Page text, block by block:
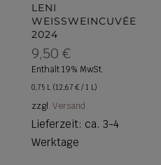
LENI
WEISSWEINCUVÉE
2024
9,50 €
Enthält 19% MwSt.
0,75 L (12,67€/ 1 L)
zzgl. Versand
Lieferzeit: ca. 3-4
Werktage